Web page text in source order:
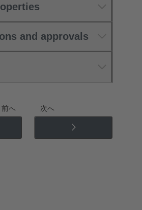
and approvals
前へ 次へ